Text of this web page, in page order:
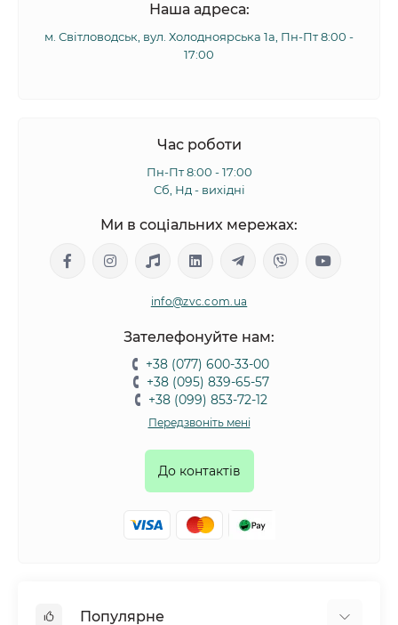
Наша адреса:
м. Світловодськ, вул. Холодноярська 1а, Пн-Пт 8:00 -
17:00
Час роботи
Пн-Пт 8:00 - 17:00
Сб, Нд - вихідні
Ми в соціальних мережах:
info@zvc.com.ua
Зателефонуйте нам:
+38 (077) 600-33-00
+38 (095) 839-65-57
+38 (099) 853-72-12
Передзвоніть мені
До контактів
Популярне